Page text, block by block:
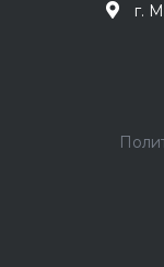
г.